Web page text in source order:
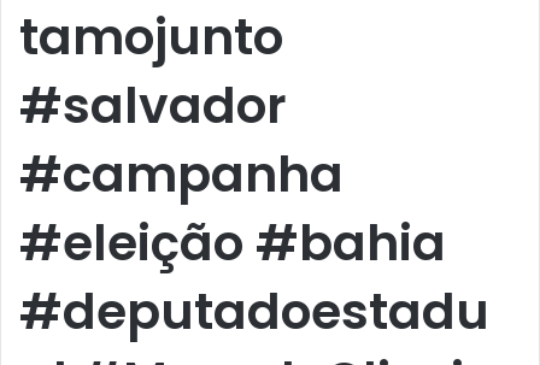
tamojunto
#salvador
#campanha
#eleição #bahia
#deputadoestadu